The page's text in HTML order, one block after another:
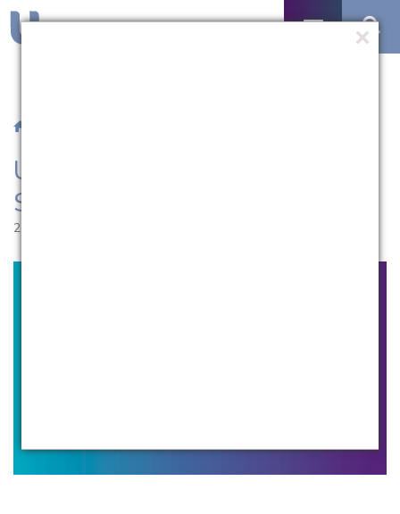
UCPel será sede do 2º
Seminário Pontal Vivo
27.05.2014 | 12:06